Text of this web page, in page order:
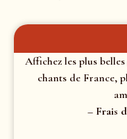
Affichez les plus
chants de France,
– Frais